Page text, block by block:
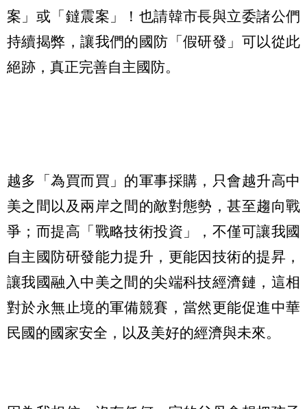
案」或「鐽震案」！也請韓市長與立委諸公們
持續揭弊，讓我們的國防「假研發」可以從此
絕跡，真正完善自主國防。
越多「為買而買」的軍事採購，只會越升高中
美之間以及兩岸之間的敵對態勢，甚至趨向戰
爭；而提高「戰略技術投資」，不僅可讓我國
自主國防研發能力提升，更能因技術的提昇，
讓我國融入中美之間的尖端科技經濟鏈，這相
對於永無止境的軍備競賽，當然更能促進中華
民國的國家安全，以及美好的經濟與未來。